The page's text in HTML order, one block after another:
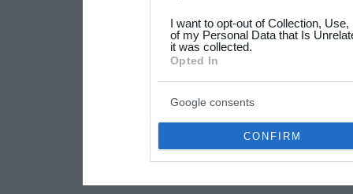
your data for below
consent section.
I want to opt-out of Collection,
of my Personal Data that Is
it was collected.
Opted In
Google consents
CONFIRM